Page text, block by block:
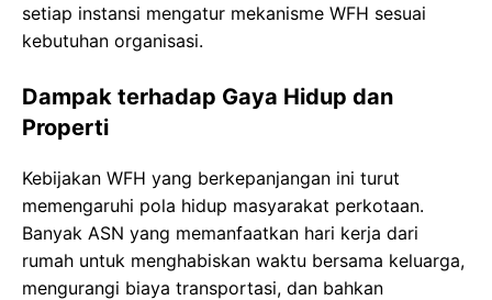
setiap instansi mengatur mekanisme WFH sesuai
kebutuhan organisasi.
Dampak terhadap Gaya Hidup dan
Properti
Kebijakan WFH yang berkepanjangan ini turut
memengaruhi pola hidup masyarakat perkotaan.
Banyak ASN yang memanfaatkan hari kerja dari
rumah untuk menghabiskan waktu bersama keluarga,
mengurangi biaya transportasi, dan bahkan